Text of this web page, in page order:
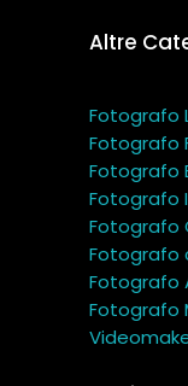
Altre
Fotografo
Fotografo
Fotografo
Fotografo
Fotografo
Fotografo
Fotografo
Fotografo